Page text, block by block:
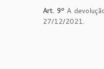
Art. 9ºA
27/12/2021.